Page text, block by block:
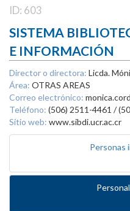
ID: 603
SISTEMA
E INFORMACIÓN
Director o directora: Licda.
Área: OTRAS AREAS
Correo electrónico:
Teléfono: (506) 2511-4461 /
Sitio web: www.sibdi.ucr.ac.cr
Personas